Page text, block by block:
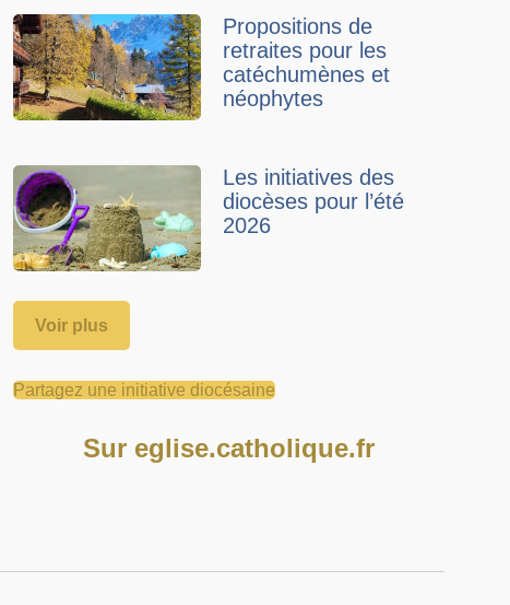
Propositions de
retraites pour les
catéchumènes et
néophytes
Les initiatives des
diocèses pour l’été
2026
Voir plus
Partagez une initiative diocésaine
Sur eglise.catholique.fr